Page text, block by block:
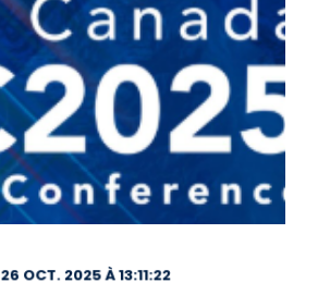
26 OCT. 2025 À 13:11:22